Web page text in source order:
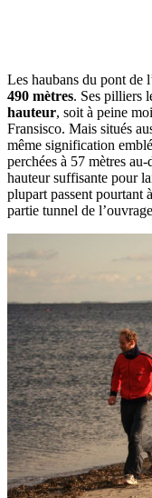
Les haubans du pont de
490 mètres. Ses pilliers
hauteur, soit à peine
Fransisco. Mais situés
même signification
perchées à 57 mètres
hauteur suffisante pour
plupart passent pourtant
partie tunnel de